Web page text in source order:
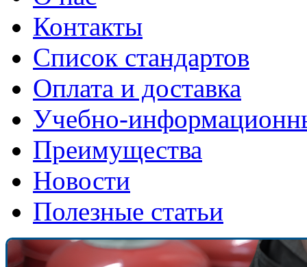
Контакты
Список стандартов
Оплата и доставка
Учебно-
Преимущества
Новости
Полезные статьи